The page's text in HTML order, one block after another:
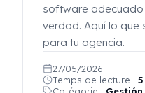
software
verdad. Aquí lo que
para tu agencia.
27/05/2026
Temps de lecture :